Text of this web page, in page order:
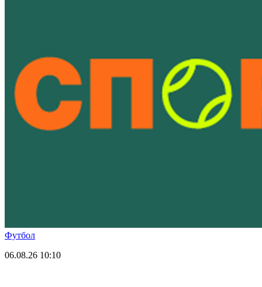
Футбол
06.08.26 10:10